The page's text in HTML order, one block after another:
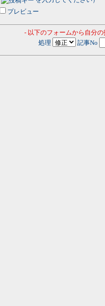
プレビュー
- 以下のフォームから自分
処理
記事No